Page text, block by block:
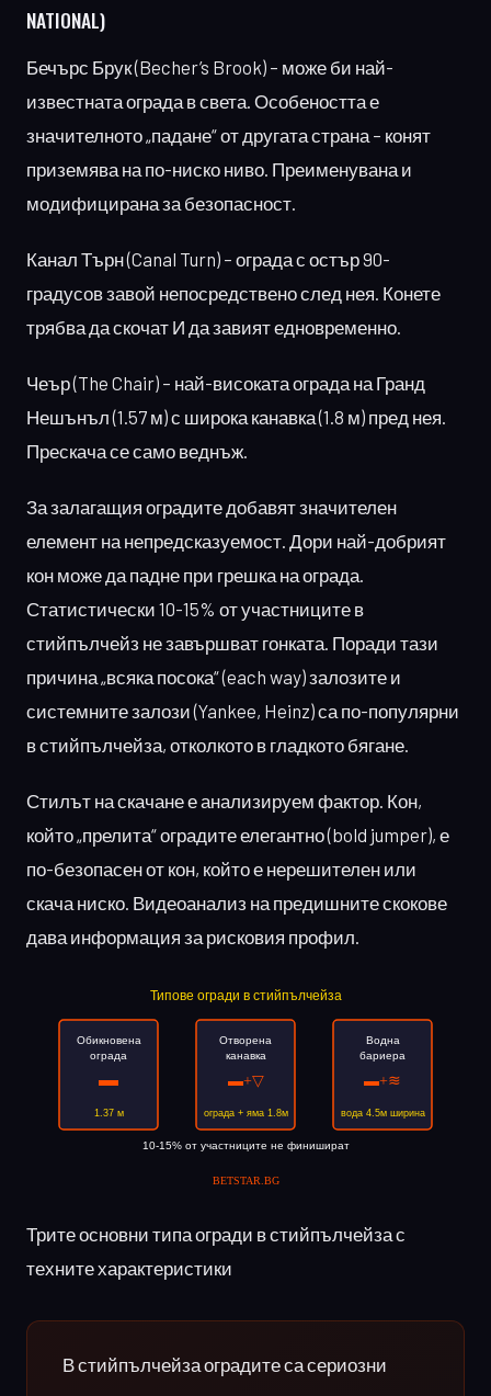
NATIONAL)
Бечърс Брук (Becher’s Brook) – може би най-
известната ограда в света. Особеността е
значителното „падане“ от другата страна – конят
приземява на по-ниско ниво. Преименувана и
модифицирана за безопасност.
Канал Търн (Canal Turn) – ограда с остър 90-
градусов завой непосредствено след нея. Конете
трябва да скочат И да завият едновременно.
Чеър (The Chair) – най-високата ограда на Гранд
Нешънъл (1.57 м) с широка канавка (1.8 м) пред нея.
Прескача се само веднъж.
За залагащия оградите добавят значителен
елемент на непредсказуемост. Дори най-добрият
кон може да падне при грешка на ограда.
Статистически 10-15% от участниците в
стийпълчейз не завършват гонката. Поради тази
причина „всяка посока“ (each way) залозите и
системните залози (Yankee, Heinz) са по-популярни
в стийпълчейза, отколкото в гладкото бягане.
Стилът на скачане е анализируем фактор. Кон,
който „прелита“ оградите елегантно (bold jumper), е
по-безопасен от кон, който е нерешителен или
скача ниско. Видеоанализ на предишните скокове
дава информация за рисковия профил.
Трите основни типа огради в стийпълчейза с
техните характеристики
В стийпълчейза оградите са сериозни